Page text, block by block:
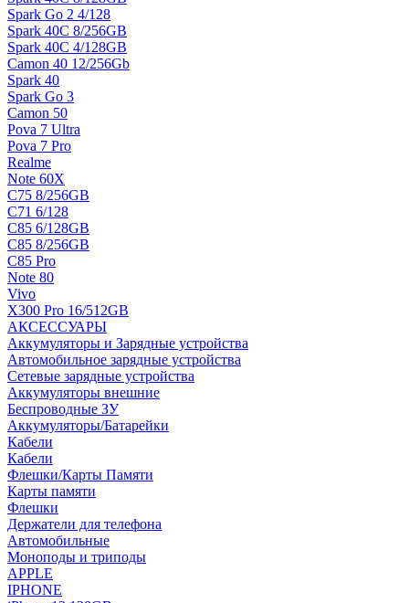
Spark Go 2 4/128
Spark 40C 8/256GB
Spark 40C 4/128GB
Camon 40 12/256Gb
Spark 40
Spark Go 3
Camon 50
Pova 7 Ultra
Pova 7 Pro
Realme
Note 60X
C75 8/256GB
C71 6/128
C85 6/128GB
C85 8/256GB
C85 Pro
Note 80
Vivo
X300 Pro 16/512GB
АКСЕССУАРЫ
Аккумуляторы и Зарядные устройства
Автомобильное зарядные устройства
Сетевые зарядные устройства
Аккумуляторы внешние
Беспроводные ЗУ
Аккумуляторы/Батарейки
Кабели
Кабели
Флешки/Карты Памяти
Карты памяти
Флешки
Держатели для телефона
Автомобильные
Моноподы и триподы
APPLE
IPHONE